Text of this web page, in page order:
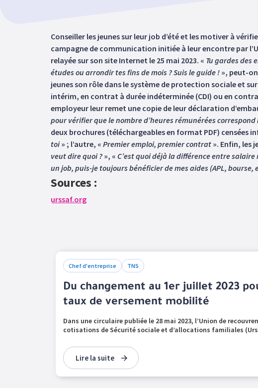
Conseiller les jeunes sur leur job d’été et les motiver à
campagne de communication initiée à leur encontre par
relayée sur son site Internet le 25 mai 2023. « Tu gardes des
études ou arrondir tes fins de mois ? Suis le guide ! », peut-
jeunes son rôle dans le système de protection sociale et
intérim, en contrat à durée indéterminée (CDI) ou en
employeur leur remet une copie de leur déclaration
pour vérifier que le nombre d’heures rémunérées
deux brochures (téléchargeables en format PDF) censées
toi» ; l’autre, « Premier emploi, premier contrat ». Enfin, les
veut dire quoi ? », « C’est quoi déjà la différence entre
un job, puis-je toujours bénéficier de mes aides (APL, bourse,
Sources :
urssaf.org
Chef d'entreprise TNS
Du changement au 1er juillet 2023
taux de versement mobilité
Dans une circulaire publiée le 28 mai 2023, l’Union de
cotisations de Sécurité sociale et d’allocations familiales
Lire la suite